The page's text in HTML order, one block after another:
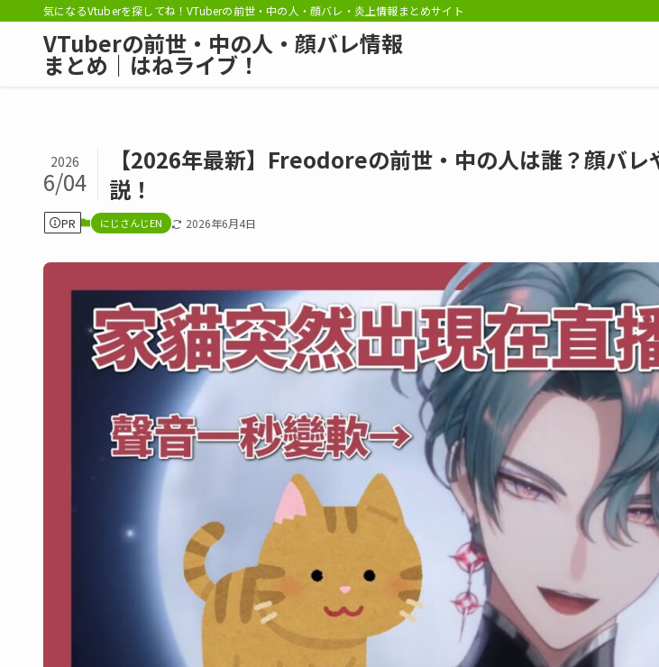
気になるVtuberを探してね！VTuberの前世・中の人・顔バレ・炎上情報まとめサイト
VTuberの前世・中の人・顔バレ情報
まとめ｜はねライブ！
【2026年最新】Freodoreの前世・中の人は誰？顔バレ
説！
2026
6/04
PR にじさんじEN 2026年6月4日